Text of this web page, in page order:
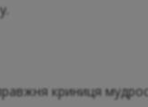
криниця